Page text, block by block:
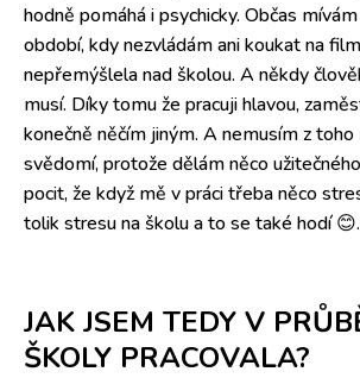
hodně pomáhá i psychicky. Občas
období, kdy nezvládám ani koukat na
nepřemýšlela nad školou. A někdy
musí. Díky tomu že pracuji hlavou,
konečně něčím jiným. A nemusím z
svědomí, protože dělám něco
pocit, že když mě v práci třeba něco
tolik stresu na školu a to se také hodí 😊.
JAK JSEM TEDY V
ŠKOLY PRACOVALA?